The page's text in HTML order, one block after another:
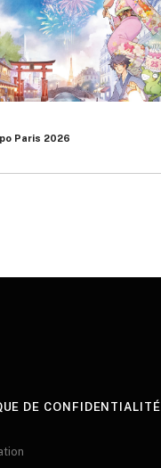
Paris 2026
DE CONFIDENTIALITÉ